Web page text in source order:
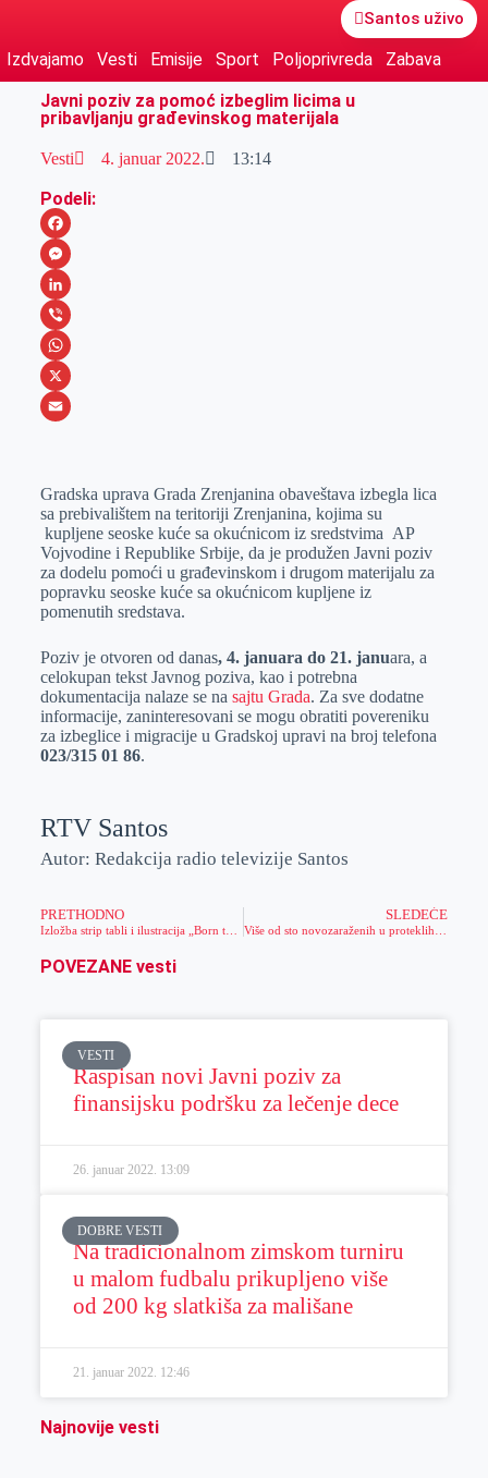
Santos uživo
Izdvajamo Vesti Emisije Sport Poljoprivreda
Zabava
Javni poziv za pomoć izbeglim licima u
pribavljanju građevinskog materijala
Vesti 4. januar 2022. 13:14
Podeli:
F
a
c
e
b
o
M
e
s
s
e
e
r
L
i
n
k
I
n
V
i
b
W
h
s
A
p
p
X
a
l
Gradska uprava Grada Zrenjanina obaveštava izbegla lica
sa prebivalištem na teritoriji Zrenjanina, kojima su
kupljene seoske kuće sa okućnicom iz sredstvima AP
Vojvodine i Republike Srbije, da je produžen Javni poziv
za dodelu pomoći u građevinskom i drugom materijalu za
popravku seoske kuće sa okućnicom kupljene iz
pomenutih sredstava.
Poziv je otvoren od danas, 4. januara do 21. januara, a
celokupan tekst Javnog poziva, kao i potrebna
dokumentacija nalaze se na sajtu Grada. Za sve dodatne
informacije, zaninteresovani se mogu obratiti povereniku
za izbeglice i migracije u Gradskoj upravi na broj telefona
023/315 01 86.
RTV Santos
Autor: Redakcija radio televizije Santos
PRETHODNO
Izložba strip tabli i ilustracija „Born to draw“ u Zrenjaninu
SLEDEĆE
POVEZANE vesti
VESTI
Raspisan novi Javni poziv za
finansijsku podršku za lečenje dece
26. januar 2022. 13:09
DOBRE VESTI
Na tradicionalnom zimskom turniru
u malom fudbalu prikupljeno više
od 200 kg slatkiša za mališane
21. januar 2022. 12:46
Najnovije vesti